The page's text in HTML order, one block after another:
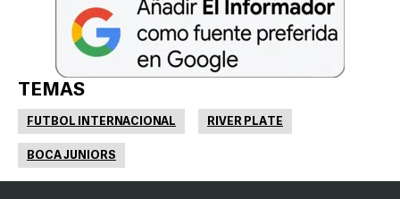
TEMAS
FUTBOL INTERNACIONAL RIVER PLATE
BOCA JUNIORS